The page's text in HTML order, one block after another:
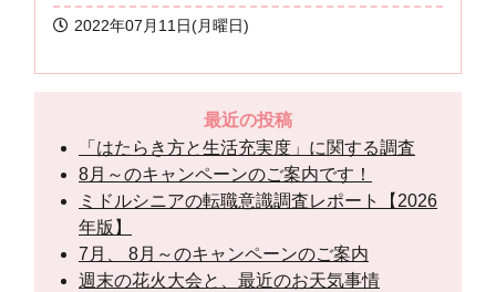
2022年07月11日(月曜日)
最近の投稿
「はたらき方と生活充実度」に関する調査
8月～のキャンペーンのご案内です！
ミドルシニアの転職意識調査レポート【2026
年版】
7月、 8月～のキャンペーンのご案内
週末の花火大会と、最近のお天気事情